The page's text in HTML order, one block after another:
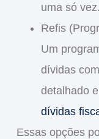
uma só vez.
Refis
Um
dívidas
detalhado
dívidas
Essas opções